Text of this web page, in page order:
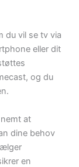
du vil se tv via
eller dit
og du
at
dine behov
en